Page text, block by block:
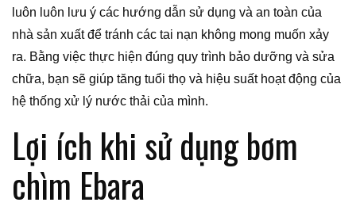
luôn luôn lưu ý các hướng dẫn sử dụng và an toàn của
nhà sản xuất để tránh các tai nạn không mong muốn xảy
ra. Bằng việc thực hiện đúng quy trình bảo dưỡng và sửa
chữa, bạn sẽ giúp tăng tuổi thọ và hiệu suất hoạt động của
hệ thống xử lý nước thải của mình.
Lợi ích khi sử dụng bơm
chìm Ebara